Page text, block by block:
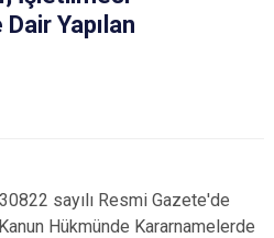
Yapılan
sayılı Resmi Gazete'de
Hükmünde Kararnamelerde